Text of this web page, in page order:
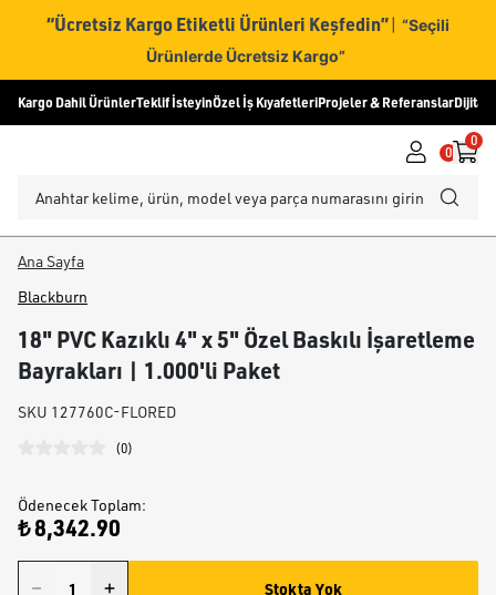
“Ücretsiz Kargo Etiketli Ürünleri Keşfedin” | “Seçili
Ürünlerde Ücretsiz Kargo”
Kargo Dahil ÜrünlerTeklif İsteyinÖzel İş KıyafetleriProjeler & ReferanslarDijital
0
0
Ana Sayfa
Blackburn
18" PVC Kazıklı 4" x 5" Özel Baskılı İşaretleme
Bayrakları | 1.000'li Paket
SKU 127760C-FLORED
(0)
Ödenecek Toplam:
₺ 8,342.90
Stokta Yok